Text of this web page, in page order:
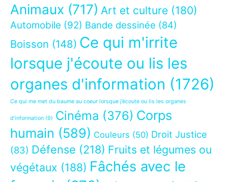
Animaux (717) Art et culture (180)
Automobile (92) Bande dessinée (84)
Boisson (148) Ce qui m'irrite
lorsque j'écoute ou lis les
organes d'information (1726)
Ce qui me met du baume au coeur lorsque j’écoute ou lis les organes
d’information (9) Cinéma (376) Corps
humain (589) Couleurs (50) Droit Justice
(83) Défense (218) Fruits et légumes ou
végétaux (188) Fâchés avec le